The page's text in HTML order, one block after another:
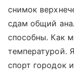
снимок
сдам общий
способны. Как
температурой.
спорт городок